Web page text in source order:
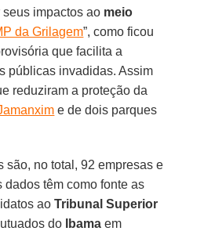
impactos ao meio
da Grilagem”, como ficou
que facilita a
públicas invadidas. Assim
reduziram a proteção da
e de dois parques
são, no total, 92 empresas e
dados têm como fonte as
aoTribunal Superior
do Ibama em